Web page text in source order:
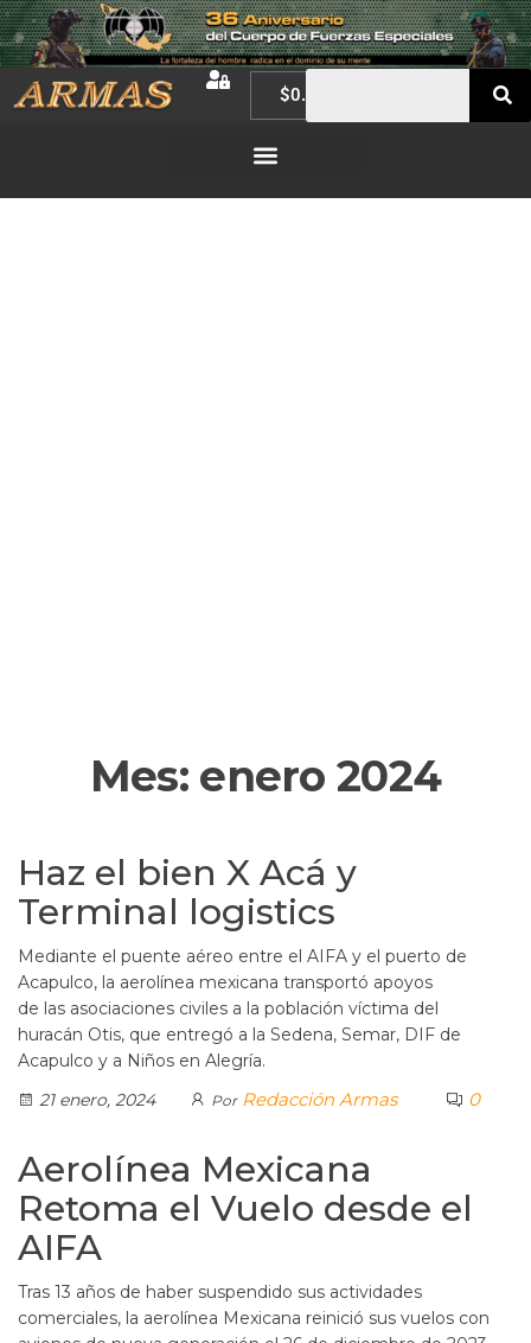
$0.00
Mes: enero 2024
Haz el bien X Acá y
Terminal logistics
Mediante el puente aéreo entre el AIFA y el puerto de
Acapulco, la aerolínea mexicana transportó apoyos
de las asociaciones civiles a la población víctima del
huracán Otis, que entregó a la Sedena, Semar, DIF de
Acapulco y a Niños en Alegría.
21 enero, 2024
Por Redacción Armas 0
Aerolínea Mexicana
Retoma el Vuelo desde el
AIFA
Tras 13 años de haber suspendido sus actividades
comerciales, la aerolínea Mexicana reinició sus vuelos con